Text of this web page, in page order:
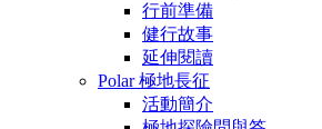
行前準備
健行故事
延伸閱讀
Polar 極地長征
活動簡介